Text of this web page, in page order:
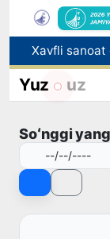
Yuz uz
Soʻnggi